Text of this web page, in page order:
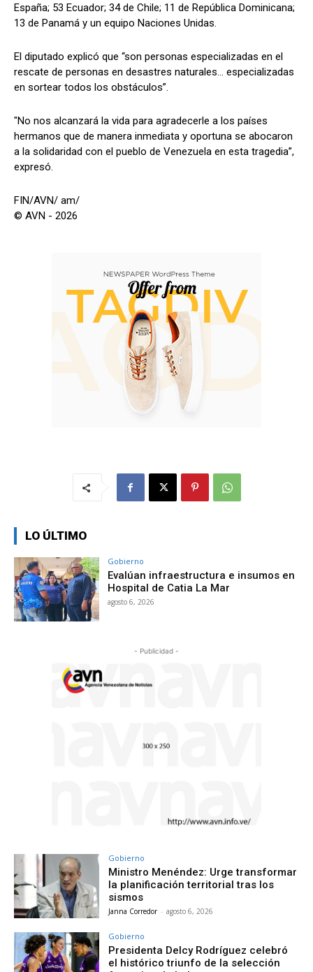
España; 53 Ecuador; 34 de Chile; 11 de República Dominicana;
13 de Panamá y un equipo Naciones Unidas.
El diputado explicó que “son personas especializadas en el
rescate de personas en desastres naturales… especializadas
en sortear todos los obstáculos”.
"No nos alcanzará la vida para agradecerle a los países
hermanos que de manera inmediata y oportuna se abocaron
a la solidaridad con el pueblo de Venezuela en esta tragedia”,
expresó.
FIN/AVN/ am/
© AVN - 2026
LO ÚLTIMO
Gobierno
Evalúan infraestructura e insumos en
Hospital de Catia La Mar
agosto 6, 2026
- Publicidad -
Gobierno
Ministro Menéndez: Urge transformar
la planificación territorial tras los
sismos
Janna Corredor - agosto 6, 2026
Gobierno
Presidenta Delcy Rodríguez celebró
el histórico triunfo de la selección